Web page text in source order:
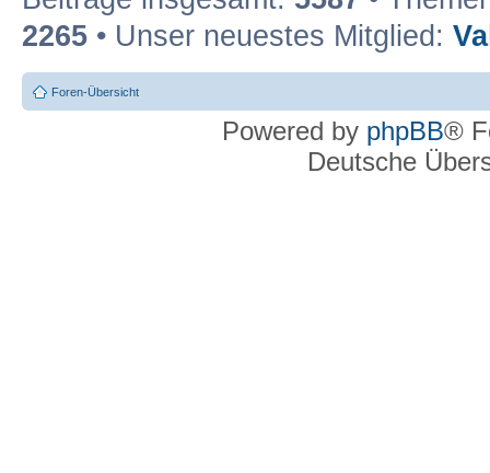
2265 • Unser neuestes Mitglied:
Foren-Übersicht
Powered by phpBB®
Deutsche